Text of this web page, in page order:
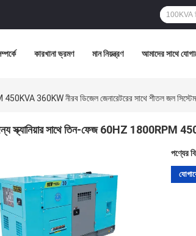
কারখানা ভ্রমণ মান নিয়ন্ত্রণ আমাদের সাথে
360KW নীরব ডিজেল জেনারেটরের সাথে শীতল জল
স্ক্যানিয়ার সাথে তিন-ফেজ 60HZ 1800RPM
পণ্যের